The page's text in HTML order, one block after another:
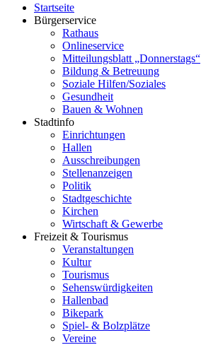
Startseite
Bürgerservice
Rathaus
Onlineservice
Mitteilungsblatt „Donnerstags“
Bildung & Betreuung
Soziale Hilfen/Soziales
Gesundheit
Bauen & Wohnen
Stadtinfo
Einrichtungen
Hallen
Ausschreibungen
Stellenanzeigen
Politik
Stadtgeschichte
Kirchen
Wirtschaft & Gewerbe
Freizeit & Tourismus
Veranstaltungen
Kultur
Tourismus
Sehenswürdigkeiten
Hallenbad
Bikepark
Spiel- & Bolzplätze
Vereine